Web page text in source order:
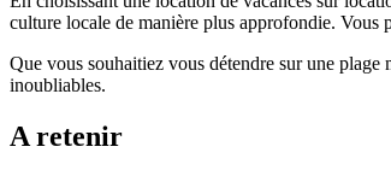
culture locale de manière plus approfondie. Vous
Que vous souhaitiez vous détendre sur une
inoubliables.
A retenir